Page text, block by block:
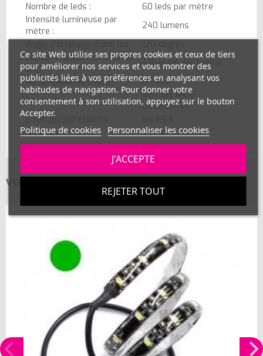
Nombre de leds :
60 leds par mètre
Intensité lumineuse par
mètre :
240 lumens
Consommation d'une bande
led :
4,8 watts par mètre
Alimentation des leds :
5 volts
Sécable :
oui tous les 5
centimètres
Eclairage led étanche :
Garantie :
2 ans
VOUS AIMEREZ AUSSI
Ce site Web utilise ses propres cookies et ceux de tiers
pour améliorer nos services et vous montrer des
publicités liées à vos préférences en analysant vos
habitudes de navigation. Pour donner votre
consentement à son utilisation, appuyez sur le bouton
Accepter.
Politique de cookies Personnaliser les cookies
REJETER TOUT
J'ACCEPTE